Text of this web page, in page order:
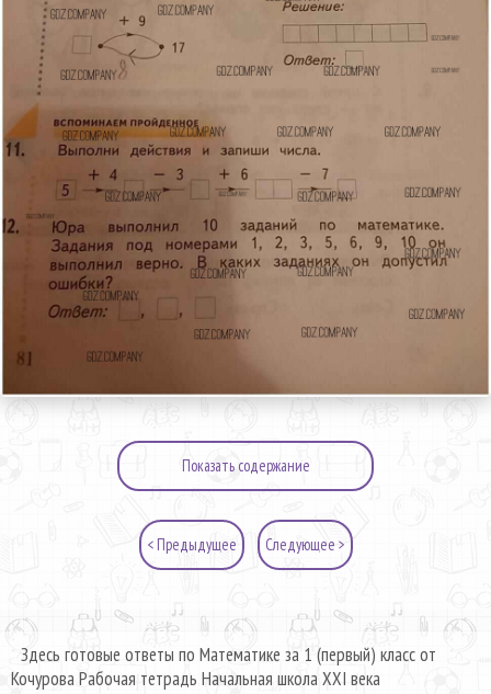
Показать содержание
< Предыдущее Следующее >
Здесь готовые ответы по Математике за 1 (первый) класс от
Кочурова Рабочая тетрадь Начальная школа XXI века